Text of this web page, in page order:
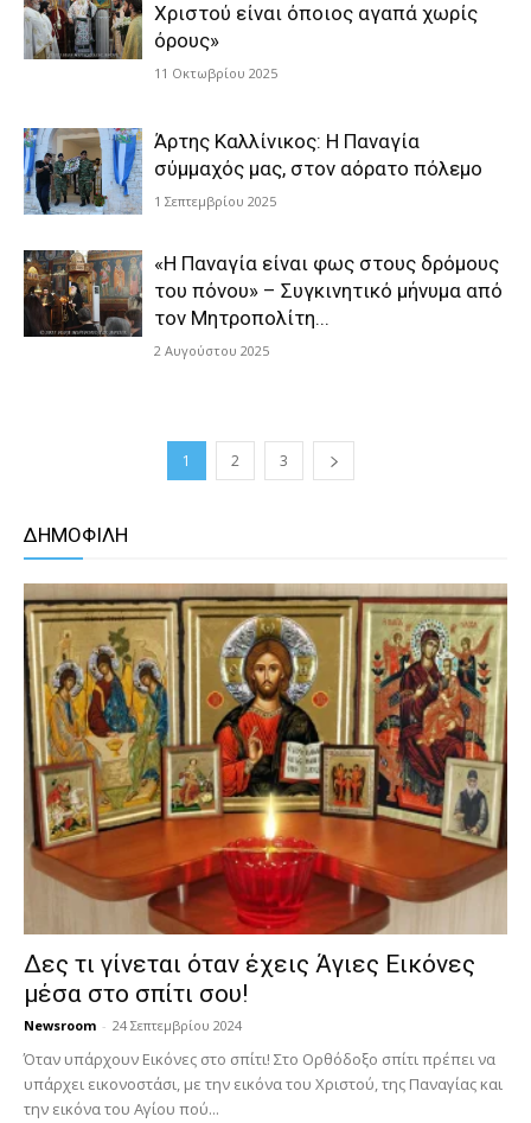
Χριστού είναι όποιος αγαπά χωρίς
όρους»
11 Οκτωβρίου 2025
Άρτης Καλλίνικος: Η Παναγία
σύμμαχός μας, στον αόρατο πόλεμο
1 Σεπτεμβρίου 2025
«Η Παναγία είναι φως στους δρόμους
του πόνου» – Συγκινητικό μήνυμα από
τον Μητροπολίτη...
2 Αυγούστου 2025
1 2 3
ΔΗΜΟΦΙΛΗ
Δες τι γίνεται όταν έχεις Άγιες Εικόνες
μέσα στο σπίτι σου!
Newsroom - 24 Σεπτεμβρίου 2024
Όταν υπάρχουν Εικόνες στο σπίτι! Στο Ορθόδοξο σπίτι πρέπει να
υπάρχει εικονοστάσι, με την εικόνα του Χριστού, της Παν­αγίας και
την εικόνα του Αγίου πού...